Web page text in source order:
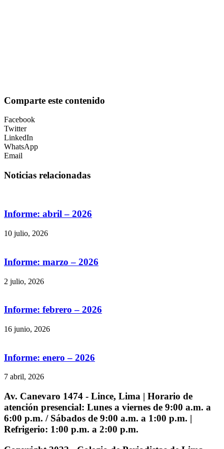
Comparte este contenido
Facebook
Twitter
LinkedIn
WhatsApp
Email
Noticias relacionadas
Informe: abril – 2026
10 julio, 2026
Informe: marzo – 2026
2 julio, 2026
Informe: febrero – 2026
16 junio, 2026
Informe: enero – 2026
7 abril, 2026
Av. Canevaro 1474 - Lince, Lima | Horario de
atención presencial: Lunes a viernes de 9:00 a.m. a
6:00 p.m. / Sábados de 9:00 a.m. a 1:00 p.m. |
Refrigerio: 1:00 p.m. a 2:00 p.m.